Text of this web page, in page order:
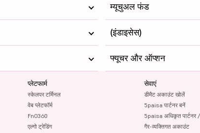
म्यूचुअल फंड
(इंडाइसेस)
प्लेटफार्म
स्केलपर टर्मिनल
वेब प्लेटफॉर्म
FnO360
एल्गो ट्रेडिंग
सेवाएं
डीमैट अकाउंट खोलें
5paisa पार्टनर बनें
5paisa अधिकृत पार्टनर /
गैर-व्यक्तिगत अकाउंट
फ्यूचर और ऑप्शन